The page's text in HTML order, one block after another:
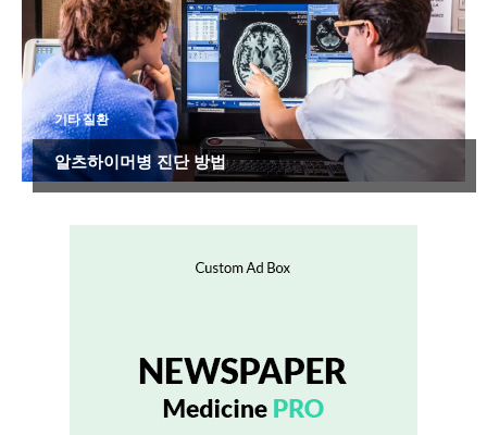
기타 질환
알츠하이머병 진단 방법